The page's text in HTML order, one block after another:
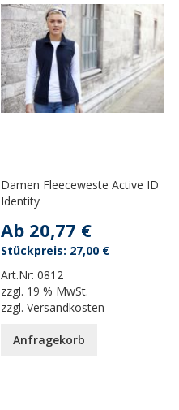
Damen Fleeceweste Active ID
Identity
Ab 20,77 €
Art.Nr:0812
zzgl. 19 % MwSt.
zzgl.Versandkosten
27,00 €
Anfragekorb